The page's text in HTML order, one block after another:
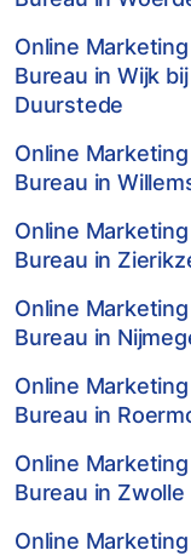
Online Marketing
Bureau in Wijk bij
Duurstede
Online Marketing
Bureau in
Online Marketing
Bureau in
Online Marketing
Bureau in
Online Marketing
Bureau in
Online Marketing
Bureau in Zwolle
Online Marketing